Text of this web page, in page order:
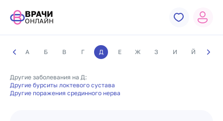
ВРАЧИ
ОНЛАЙН
А Б В Г Д Е Ж З И Й К
Другие заболевания на Д:
Другие бурситы локтевого сустава
Другие поражения срединного нерва